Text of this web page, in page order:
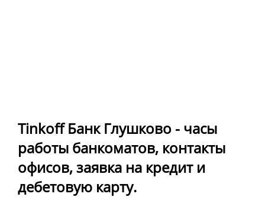
Tinkoff Банк Глушково - часы
работы банкоматов, контакты
офисов, заявка на кредит и
дебетовую карту.